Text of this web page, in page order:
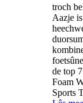
troch
Aazje
de top
Foam
Sports